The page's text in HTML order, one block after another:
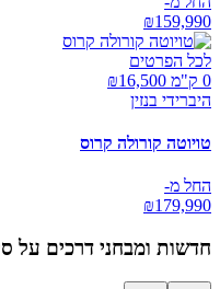
₪159,990
לכל הפרטים
0 ק"מ ₪
16,500
היברידי בנזין
טויוטה קורולה קרוס
החל מ-
₪179,990
חדשות ומבחני דרכים על